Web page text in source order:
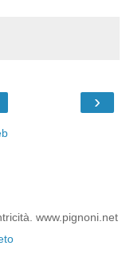
›
www.pignoni.net